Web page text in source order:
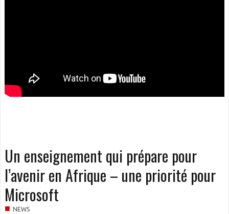
Un enseignement qui prépare pour
l’avenir en Afrique – une priorité pour
Microsoft
■ NEWS